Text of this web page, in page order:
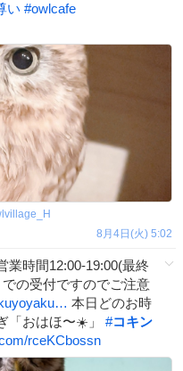
い #owlcafe
8月4日(火) 5:02
業時間12:00-19:00(最終
の受付ですのでご注意
本日どのお時
「おはほ〜☀️」 #コキン
rceKCbossn